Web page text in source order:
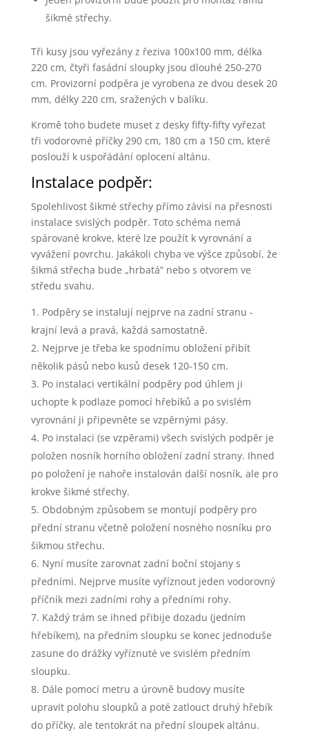
šikmé střechy.
Tři kusy jsou vyřezány z řeziva 100x100 mm, délka
220 cm, čtyři fasádní sloupky jsou dlouhé 250-270
cm. Provizorní podpěra je vyrobena ze dvou desek 20
mm, délky 220 cm, sražených v balíku.
Kromě toho budete muset z desky fifty-fifty vyřezat
tři vodorovné příčky 290 cm, 180 cm a 150 cm, které
poslouží k uspořádání oplocení altánu.
Instalace podpěr:
Spolehlivost šikmé střechy přímo závisí na přesnosti
instalace svislých podpěr. Toto schéma nemá
spárované krokve, které lze použít k vyrovnání a
vyvážení povrchu. Jakákoli chyba ve výšce způsobí, že
šikmá střecha bude „hrbatá“ nebo s otvorem ve
středu svahu.
Podpěry se instalují nejprve na zadní stranu -
krajní levá a pravá, každá samostatně.
Nejprve je třeba ke spodnímu obložení přibít
několik pásů nebo kusů desek 120-150 cm.
Po instalaci vertikální podpěry pod úhlem ji
uchopte k podlaze pomocí hřebíků a po svislém
vyrovnání ji připevněte se vzpěrnými pásy.
Po instalaci (se vzpěrami) všech svislých podpěr je
položen nosník horního obložení zadní strany. Ihned
po položení je nahoře instalován další nosník, ale pro
krokve šikmé střechy.
Obdobným způsobem se montují podpěry pro
přední stranu včetně položení nosného nosníku pro
šikmou střechu.
Nyní musíte zarovnat zadní boční stojany s
předními. Nejprve musíte vyříznout jeden vodorovný
příčník mezi zadními rohy a předními rohy.
Každý trám se ihned přibije dozadu (jedním
hřebíkem), na předním sloupku se konec jednoduše
zasune do drážky vyříznuté ve svislém předním
sloupku.
Dále pomocí metru a úrovně budovy musíte
upravit polohu sloupků a poté zatlouct druhý hřebík
do příčky, ale tentokrát na přední sloupek altánu.